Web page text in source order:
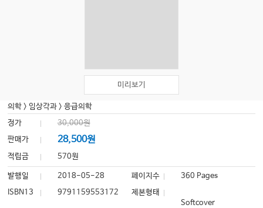
미리보기
의학 > 임상각과 >응급의학
정가
30,000원
판매가
28,500원
적립금 570원
발행일 2018-05-28 페이지수
360 Pages
ISBN13
9791159553172
제본형태
Softcover